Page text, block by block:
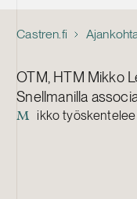
Castren.fi
OTM, HTM Mikko
Snellmanilla
M ikko